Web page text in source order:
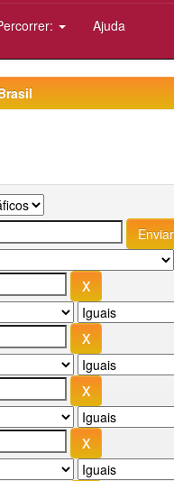
Ajuda